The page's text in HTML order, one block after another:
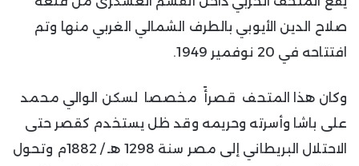
صلاح الدين الأيوبي بالطرف الشمالي الغربي منها وتم
افتتاحه في 20 نوفمير 1949.
وكان هذا المتحف قصرأً مخصصا لسكن الوالي محمد
على باشا وأسرته وحريمه وقد ظل يستخدم كقصر حتى
الاحتلال البريطاني إلى مصر سنة 1298 هـ / 1882م وتحول